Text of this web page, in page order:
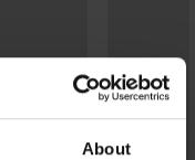
About